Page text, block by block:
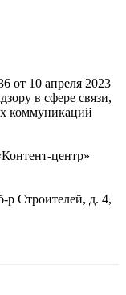
от 10 апреля 2023
в сфере связи,
коммуникаций
центр»
р Строителей, д. 4,